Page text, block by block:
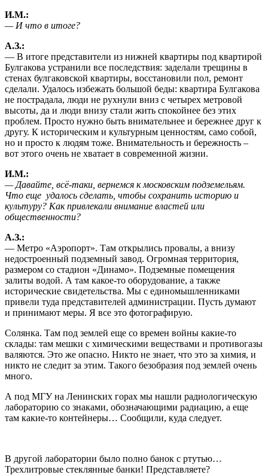
И.М.:
— И что в итоге?
А.З.:
— В итоге представители из нижней квартиры под квартирой
Булгакова устранили все последствия: заделали трещины в
стенах булгаковской квартиры, восстановили пол, ремонт
сделали. Удалось избежать большой беды: квартира Булгакова
не пострадала, люди не рухнули вниз с четырех метровой
высоты, да и люди внизу стали жить спокойнее без этих
проблем. Просто нужно быть внимательнее и бережнее друг к
другу. К историческим и культурным ценностям, само собой,
но и просто к людям тоже. Внимательность и бережность –
вот этого очень не хватает в современной жизни.
И.М.:
— Давайте, всё-таки, вернемся к московским подземельям.
Что еще удалось сделать, чтобы сохранить историю и
культуру? Как привлекали внимание властей или
общественности?
А.З.:
— Метро «Аэропорт». Там открылись провалы, а внизу
недостроенный подземный завод. Огромная территория,
размером со стадион «Динамо». Подземные помещения
залиты водой. А там какое-то оборудование, а также
исторические свидетельства. Мы с единомышленниками
привели туда представителей администрации. Пусть думают
и принимают меры. Я все это фотографирую.
Солянка. Там под землей еще со времен войны какие-то
склады: там мешки с химическими веществами и противогазы
валяются. Это же опасно. Никто не знает, что это за химия, и
никто не следит за этим. Такого безобразия под землей очень
много.
А под МГУ на Ленинских горах мы нашли радиологическую
лабораторию со знаками, обозначающими радиацию, а еще
там какие-то контейнеры… Сообщили, куда следует.
В другой лаборатории было полно банок с ртутью…
Трехлитровые стеклянные банки! Представляете?